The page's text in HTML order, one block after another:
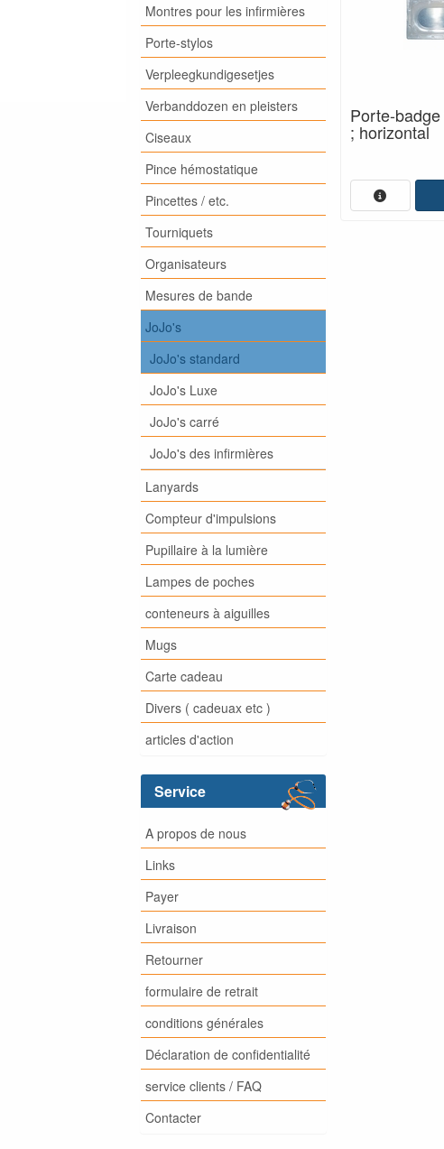
Montres pour les infirmières
Porte-stylos
Verpleegkundigesetjes
Verbanddozen en pleisters
Ciseaux
Pince hémostatique
Pincettes / etc.
Tourniquets
Organisateurs
Mesures de bande
JoJo's
JoJo's standard
JoJo's Luxe
JoJo's carré
JoJo's des infirmières
Lanyards
Compteur d'impulsions
Pupillaire à la lumière
Lampes de poches
conteneurs à aiguilles
Mugs
Carte cadeau
Divers ( cadeuax etc )
articles d'action
Service
A propos de nous
Links
Payer
Livraison
Retourner
formulaire de retrait
conditions générales
Déclaration de confidentialité
service clients / FAQ
Contacter
Porte-
; horizontal